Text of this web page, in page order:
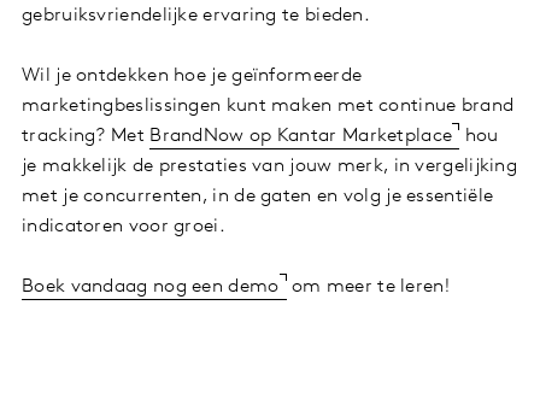
gebruiksvriendelijke ervaring te bieden.
Wil je ontdekken hoe je geïnformeerde
marketingbeslissingen kunt maken met continue brand
tracking? Met BrandNow op Kantar Marketplace
hou
je makkelijk de prestaties van jouw merk, in vergelijking
met je concurrenten, in de gaten en volg je essentiële
indicatoren voor groei.
Boek vandaag nog een demo om meer te leren!